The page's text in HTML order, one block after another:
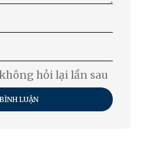
hỏi lại lần sau
LUẬN